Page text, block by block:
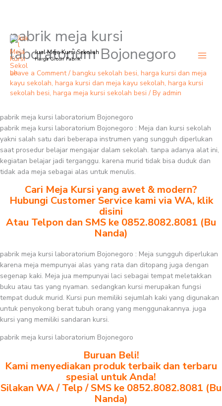
Skip
content
Jual Meja Kursi Sekolah
Harga Grosir Pabrik
pabrik meja kursi
laboratorium Bojonegoro
Leave a Comment / bangku sekolah besi, harga kursi dan meja
kayu sekolah, harga kursi dan meja kayu sekolah, harga kursi
sekolah besi, harga meja kursi sekolah besi / By admin
pabrik meja kursi laboratorium Bojonegoro
pabrik meja kursi laboratorium Bojonegoro : Meja dan kursi sekolah
yakni salah satu dari beberapa instrumen yang sungguh diperlukan
saat prosedur belajar mengajar dalam sekolah. tanpa adanya alat ini,
kegiatan belajar jadi terganggu. karena murid tidak bisa duduk dan
tidak ada meja sebagai alas untuk menulis.
Cari Meja Kursi yang awet & modern?
Hubungi Customer Service kami via WA, klik
disini
Atau Telpon dan SMS ke 0852.8082.8081 (Bu
Nanda)
pabrik meja kursi laboratorium Bojonegoro : Meja sungguh diperlukan
karena meja mempunyai alas yang rata dan ditopang juga dengan
segenap kaki. Meja jua mempunyai laci sebagai tempat meletakkan
buku atau tas yang nyaman. sedangkan kursi merupakan fungsi
tempat duduk murid. Kursi pun memiliki sejumlah kaki yang digunakan
untuk penyokong berat tubuh orang yang menggunakannya. juga
kursi yang memiliki sandaran kursi.
pabrik meja kursi laboratorium Bojonegoro
Buruan Beli!
Kami menyediakan produk terbaik dan terbaru
spesial untuk Anda!
Silakan WA / Telp / SMS ke 0852.8082.8081 (Bu
Nanda)